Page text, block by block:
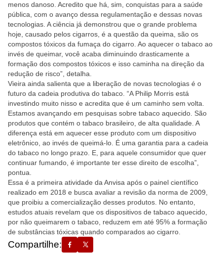
menos danoso. Acredito que há, sim, conquistas para a saúde
pública, com o avanço dessa regulamentação e dessas novas
tecnologias. A ciência já demonstrou que o grande problema
hoje, causado pelos cigarros, é a questão da queima, são os
compostos tóxicos da fumaça do cigarro. Ao aquecer o tabaco ao
invés de queimar, você acaba diminuindo drasticamente a
formação dos compostos tóxicos e isso caminha na direção da
redução de risco”, detalha.
Vieira ainda salienta que a liberação de novas tecnologias é o
futuro da cadeia produtiva do tabaco. “A Philip Morris está
investindo muito nisso e acredita que é um caminho sem volta.
Estamos avançando em pesquisas sobre tabaco aquecido. São
produtos que contém o tabaco brasileiro, de alta qualidade. A
diferença está em aquecer esse produto com um dispositivo
eletrônico, ao invés de queimá-lo. É uma garantia para a cadeia
do tabaco no longo prazo. E, para aquele consumidor que quer
continuar fumando, é importante ter esse direito de escolha”,
pontua.
Essa é a primeira atividade da Anvisa após o painel científico
realizado em 2018 e busca avaliar a revisão da norma de 2009,
que proibiu a comercialização desses produtos. No entanto,
estudos atuais revelam que os dispositivos de tabaco aquecido,
por não queimarem o tabaco, reduzem em até 95% a formação
de substâncias tóxicas quando comparados ao cigarro.
Compartilhe: